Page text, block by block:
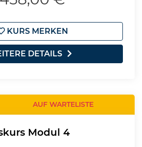
KURS MERKEN
DETAILS
AUF WARTELISTE
Modul 4